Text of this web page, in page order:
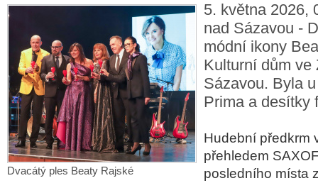
Dvacátý ples Beaty Rajské
5. května 2026,
nad Sázavou -
módní ikony
Kulturní dům ve
Sázavou. Byla
Prima a desítky
Hudební předkrm
přehledem
posledního místa